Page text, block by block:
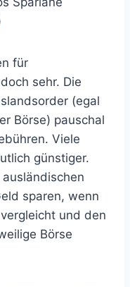
für
sehr. Die
(egal
Börse) pauschal
Viele
günstiger.
sparen, wenn
und den
Börse